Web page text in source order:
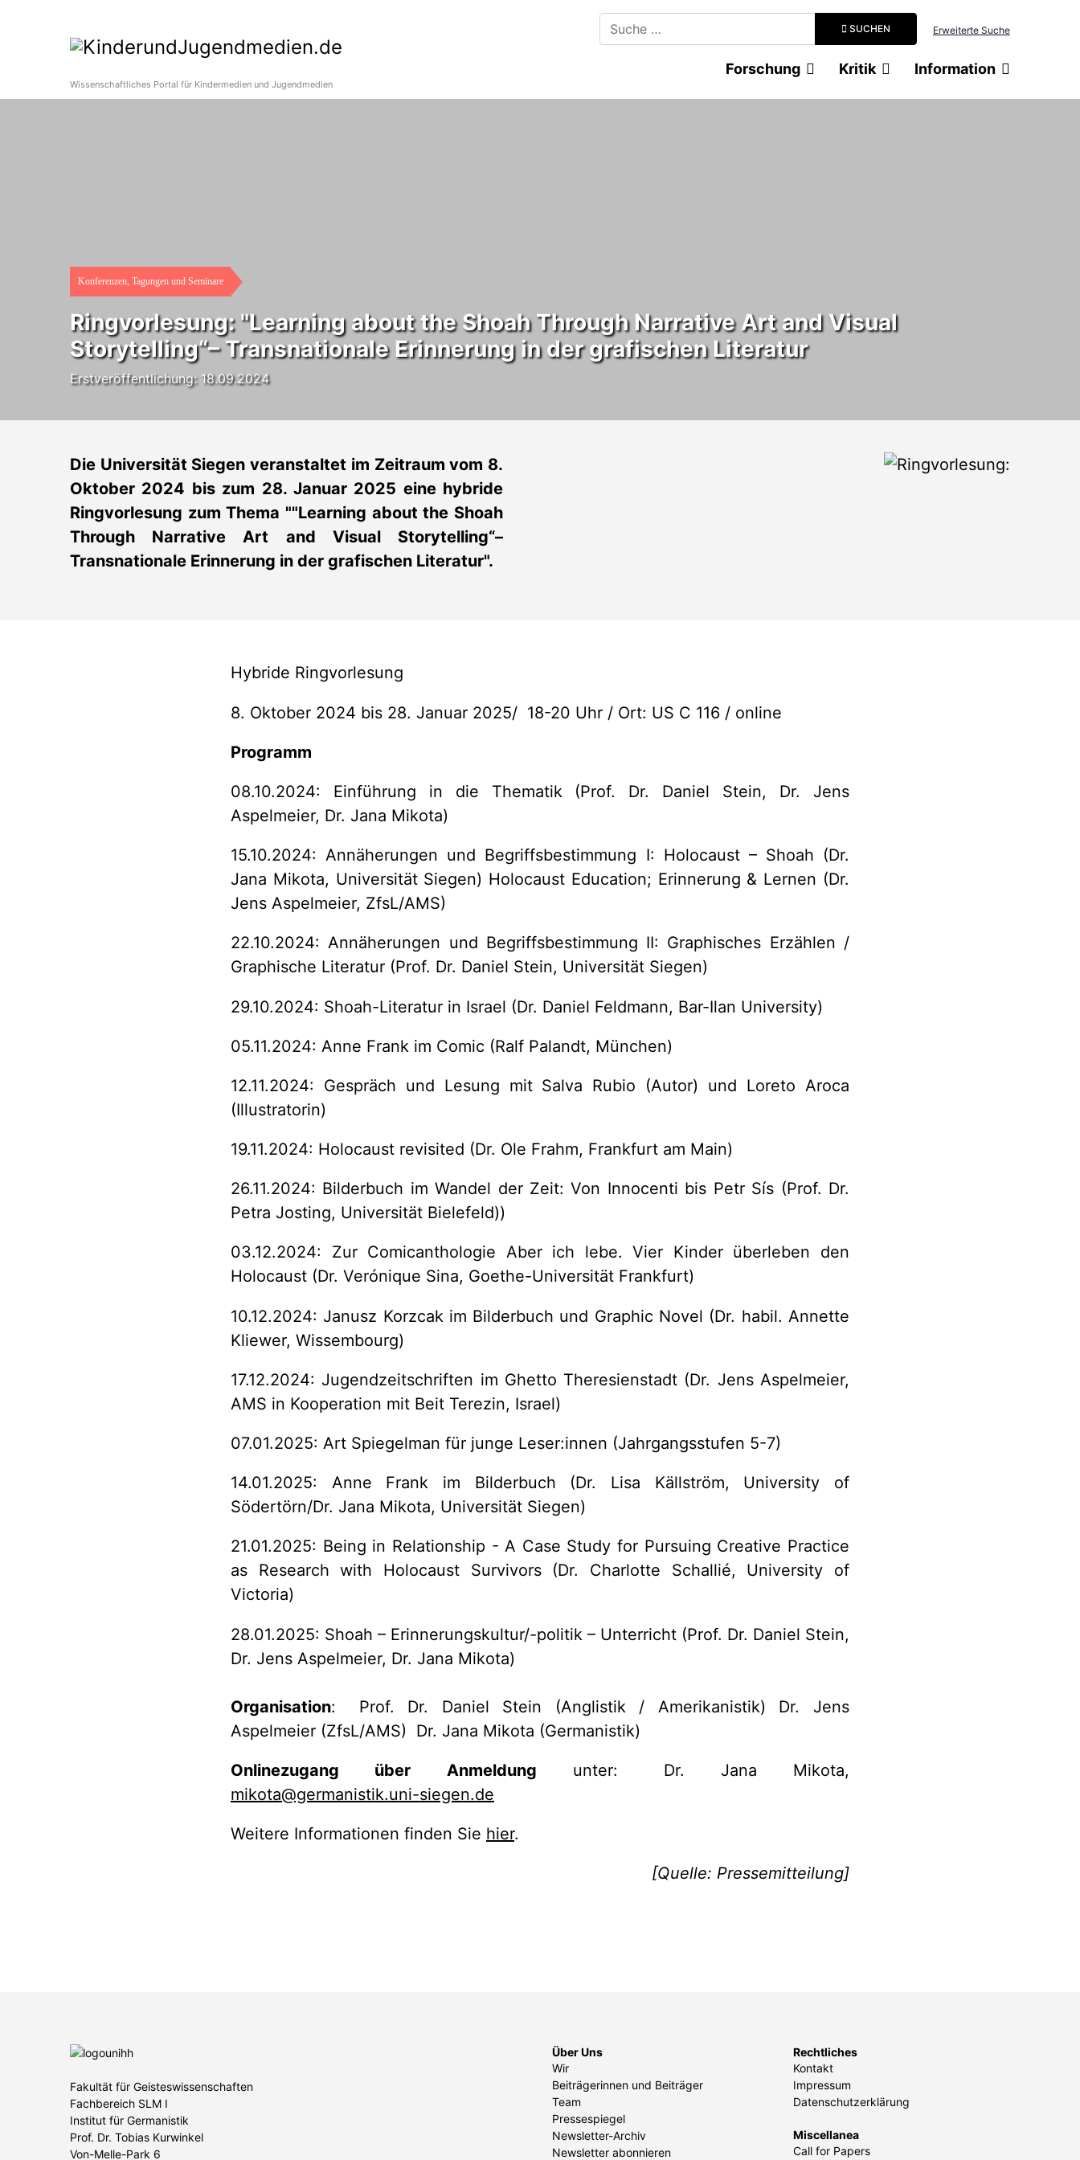
SUCHEN Erweiterte Suche
Wissenschaftliches Portal für Kindermedien und Jugendmedien
Forschung Kritik Information
Konferenzen, Tagungen und Seminare
Ringvorlesung: "Learning about the Shoah Through Narrative Art and Visual
Storytelling“– Transnationale Erinnerung in der grafischen Literatur
Erstveröffentlichung: 18.09.2024
Die Universität Siegen veranstaltet im Zeitraum vom 8.
Oktober 2024 bis zum 28. Januar 2025 eine hybride
Ringvorlesung zum Thema ""Learning about the Shoah
Through Narrative Art and Visual Storytelling“–
Transnationale Erinnerung in der grafischen Literatur".
Hybride Ringvorlesung
8. Oktober 2024 bis 28. Januar 2025/ 18-20 Uhr / Ort: US C 116 / online
Programm
08.10.2024: Einführung in die Thematik (Prof. Dr. Daniel Stein, Dr. Jens
Aspelmeier, Dr. Jana Mikota)
15.10.2024: Annäherungen und Begriffsbestimmung I: Holocaust – Shoah (Dr.
Jana Mikota, Universität Siegen) Holocaust Education; Erinnerung & Lernen (Dr.
Jens Aspelmeier, ZfsL/AMS)
22.10.2024: Annäherungen und Begriffsbestimmung II: Graphisches Erzählen /
Graphische Literatur (Prof. Dr. Daniel Stein, Universität Siegen)
29.10.2024: Shoah-Literatur in Israel (Dr. Daniel Feldmann, Bar-Ilan University)
05.11.2024: Anne Frank im Comic (Ralf Palandt, München)
12.11.2024: Gespräch und Lesung mit Salva Rubio (Autor) und Loreto Aroca
(Illustratorin)
19.11.2024: Holocaust revisited (Dr. Ole Frahm, Frankfurt am Main)
26.11.2024: Bilderbuch im Wandel der Zeit: Von Innocenti bis Petr Sís (Prof. Dr.
Petra Josting, Universität Bielefeld))
03.12.2024: Zur Comicanthologie Aber ich lebe. Vier Kinder überleben den
Holocaust (Dr. Verónique Sina, Goethe-Universität Frankfurt)
10.12.2024: Janusz Korzcak im Bilderbuch und Graphic Novel (Dr. habil. Annette
Kliewer, Wissembourg)
17.12.2024: Jugendzeitschriften im Ghetto Theresienstadt (Dr. Jens Aspelmeier,
AMS in Kooperation mit Beit Terezin, Israel)
07.01.2025: Art Spiegelman für junge Leser:innen (Jahrgangsstufen 5-7)
14.01.2025: Anne Frank im Bilderbuch (Dr. Lisa Källström, University of
Södertörn/Dr. Jana Mikota, Universität Siegen)
21.01.2025: Being in Relationship - A Case Study for Pursuing Creative Practice
as Research with Holocaust Survivors (Dr. Charlotte Schallié, University of
Victoria)
28.01.2025: Shoah – Erinnerungskultur/-politik – Unterricht (Prof. Dr. Daniel Stein,
Dr. Jens Aspelmeier, Dr. Jana Mikota)
Organisation: Prof. Dr. Daniel Stein (Anglistik / Amerikanistik) Dr. Jens
Aspelmeier (ZfsL/AMS) Dr. Jana Mikota (Germanistik)
Onlinezugang über Anmeldung unter: Dr. Jana Mikota,
mikota@germanistik.uni-siegen.de
Weitere Informationen finden Sie hier.
[Quelle: Pressemitteilung]
Fakultät für Geisteswissenschaften
Fachbereich SLM I
Institut für Germanistik
Prof. Dr. Tobias Kurwinkel
Von-Melle-Park 6
Über Uns
Wir
Beiträgerinnen und Beiträger
Team
Pressespiegel
Newsletter-Archiv
Newsletter abonnieren
Rechtliches
Kontakt
Impressum
Datenschutzerklärung
Miscellanea
Call for Papers